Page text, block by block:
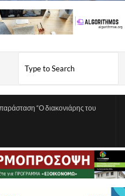
“Ο διακονιάρης του